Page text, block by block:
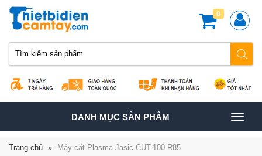
0
TOGGLE
NAVIGATION
DANH MỤC SẢN PHÂM
Trang chủ » Máy cắt Plasma Jasic CUT-100 R85